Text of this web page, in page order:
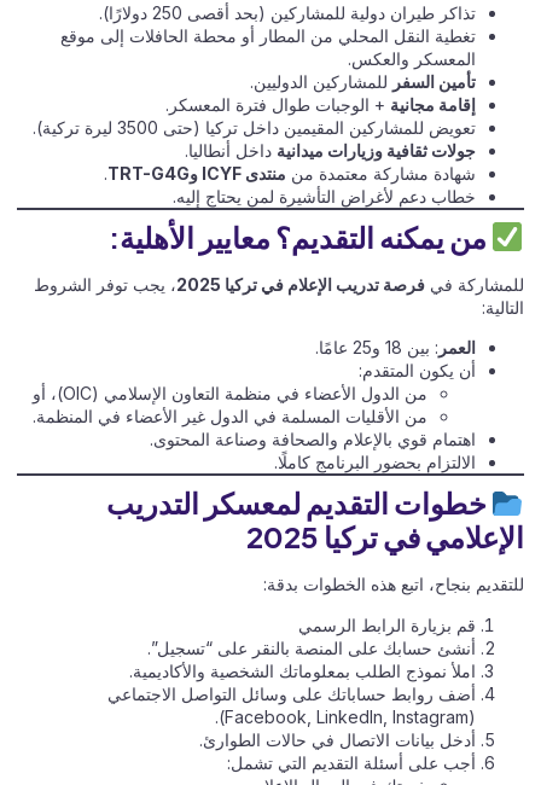
تذاكر طيران دولية للمشاركين (بحد أقصى 250 دولارًا).
تغطية النقل المحلي من المطار أو محطة الحافلات إلى موقع
المعسكر والعكس.
تأمين السفر للمشاركين الدوليين.
إقامة مجانية + الوجبات طوال فترة المعسكر.
تعويض للمشاركين المقيمين داخل تركيا (حتى 3500 ليرة تركية).
جولات ثقافية وزيارات ميدانية داخل أنطاليا.
شهادة مشاركة معتمدة من منتدى ICYF وTRT-G4G
.
خطاب دعم لأغراض التأشيرة لمن يحتاج إليه.
من يمكنه التقديم؟ معايير الأهلية:
للمشاركة في فرصة تدريب الإعلام في تركيا 2025
، يجب توفر الشروط
التالية:
العمر : بين 18 و25 عامًا.
أن يكون المتقدم:
من الدول الأعضاء في منظمة التعاون الإسلامي (OIC)، أو
من الأقليات المسلمة في الدول غير الأعضاء في المنظمة.
اهتمام قوي بالإعلام والصحافة وصناعة المحتوى.
الالتزام بحضور البرنامج كاملًا.
خطوات التقديم لمعسكر التدريب
الإعلامي في تركيا 2025
للتقديم بنجاح، اتبع هذه الخطوات بدقة:
قم بزيارة الرابط الرسمي
أنشئ حسابك على المنصة بالنقر على “تسجيل”.
املأ نموذج الطلب بمعلوماتك الشخصية والأكاديمية.
أضف روابط حساباتك على وسائل التواصل الاجتماعي
(Facebook, LinkedIn, Instagram).
أدخل بيانات الاتصال في حالات الطوارئ.
أجب على أسئلة التقديم التي تشمل: